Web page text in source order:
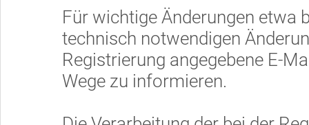
Für wichtige Änderungen etwa
technisch notwendigen
Registrierung angegebene E-
Wege zu informieren.